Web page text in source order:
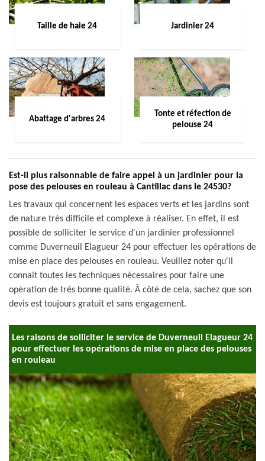
Taille de haie 24 Jardinier 24
Abattage d'arbres 24
Tonte et réfection de
pelouse 24
Est-il plus raisonnable de faire appel à un jardinier pour la
pose des pelouses en rouleau à Cantillac dans le 24530?
Les travaux qui concernent les espaces verts et les jardins sont
de nature très difficile et complexe à réaliser. En effet, il est
possible de solliciter le service d'un jardinier professionnel
comme Duverneuil Elagueur 24 pour effectuer les opérations de
mise en place des pelouses en rouleau. Veuillez noter qu'il
connait toutes les techniques nécessaires pour faire une
opération de très bonne qualité. À côté de cela, sachez que son
devis est toujours gratuit et sans engagement.
Les raisons de solliciter le service de Duverneuil Elagueur 24
pour effectuer les opérations de mise en place des pelouses
en rouleau